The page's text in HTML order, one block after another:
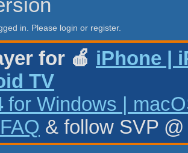
in. Please login or register.
for 🍎 iPhone |
TV
for Windows |
FAQ & follow SVP